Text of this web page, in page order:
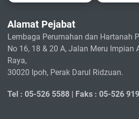
Alamat Pejabat
Lembaga Perumahan dan Hartanah
No 16, 18 & 20 A, Jalan Meru Impian
Raya,
30020 Ipoh, Perak Darul Ridzuan.
Tel : 05-526 5588 | Faks : 05-526